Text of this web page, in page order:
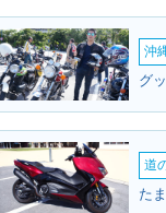
沖
グ
道
た